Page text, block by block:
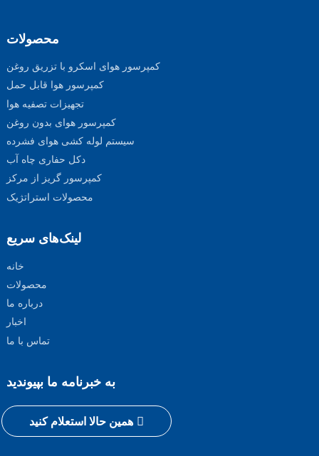
محصولات
کمپرسور هوای اسکرو با تزریق روغن
کمپرسور هوا قابل حمل
تجهیزات تصفیه هوا
کمپرسور هوای بدون روغن
سیستم لوله کشی هوای فشرده
دکل حفاری چاه آب
کمپرسور گریز از مرکز
محصولات استراتژیک
لینک‌های سریع
خانه
محصولات
درباره ما
اخبار
تماس با ما
به خبرنامه ما بپیوندید
همین حالا استعلام کنید